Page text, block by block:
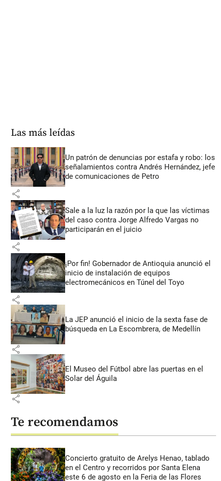
Las más leídas
Un patrón de denuncias por estafa y robo: los
señalamientos contra Andrés Hernández, jefe
de comunicaciones de Petro
share
Sale a la luz la razón por la que las víctimas
del caso contra Jorge Alfredo Vargas no
participarán en el juicio
share
¡Por fin! Gobernador de Antioquia anunció el
inicio de instalación de equipos
electromecánicos en Túnel del Toyo
share
La JEP anunció el inicio de la sexta fase de
búsqueda en La Escombrera, de Medellín
share
El Museo del Fútbol abre las puertas en el
Solar del Águila
share
Te recomendamos
Concierto gratuito de Arelys Henao, tablado
en el Centro y recorridos por Santa Elena
este 6 de agosto en la Feria de las Flores